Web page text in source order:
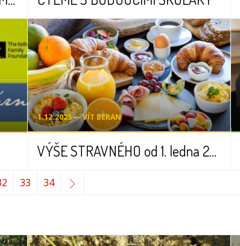
1.12.2025 ― VÍT BERAN
VÝŠE STRAVNÉHO od 1. ledna 2026
33 34